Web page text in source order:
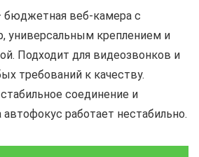
бюджетная веб-камера с
универсальным креплением и
Подходит для видеозвонков и
требований к качеству.
соединение и
автофокус работает нестабильно.